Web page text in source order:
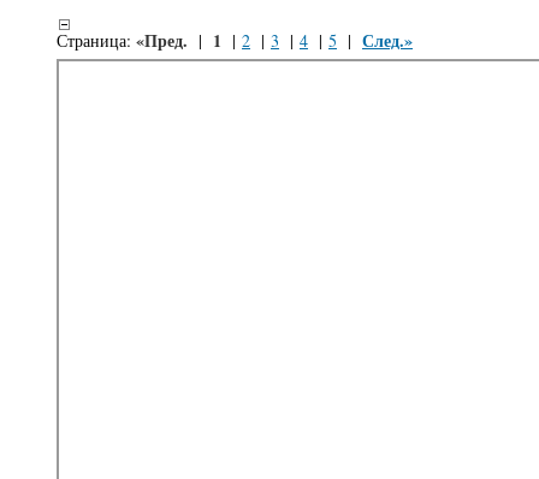
Страница: «Пред. | 1 | 2 | 3 | 4 | 5 | След.»